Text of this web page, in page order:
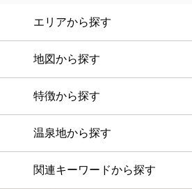
エリアから探す
地図から探す
特徴から探す
温泉地から探す
関連キーワードから探す